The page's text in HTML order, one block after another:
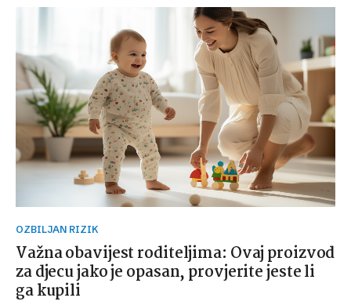
OZBILJAN RIZIK
Važna obavijest roditeljima: Ovaj proizvod
za djecu jako je opasan, provjerite jeste li
ga kupili